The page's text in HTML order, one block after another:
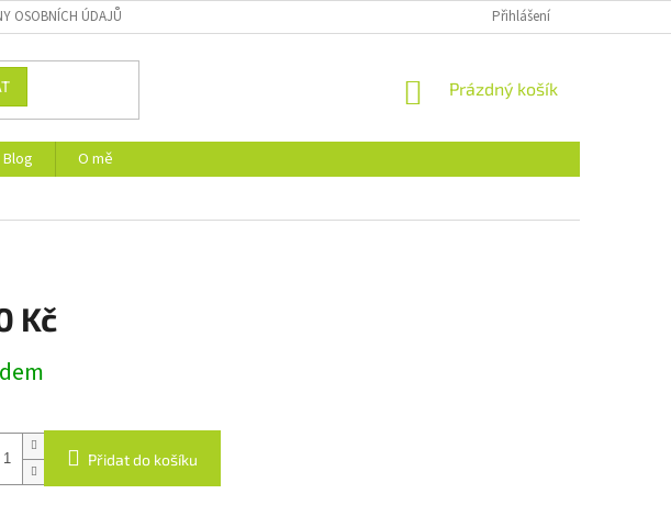
OSOBNÍCH ÚDAJŮ Přihlášení
NÁKUPNÍ
Prázdný košík
Blog
O mě
Kč
Přidat do košíku